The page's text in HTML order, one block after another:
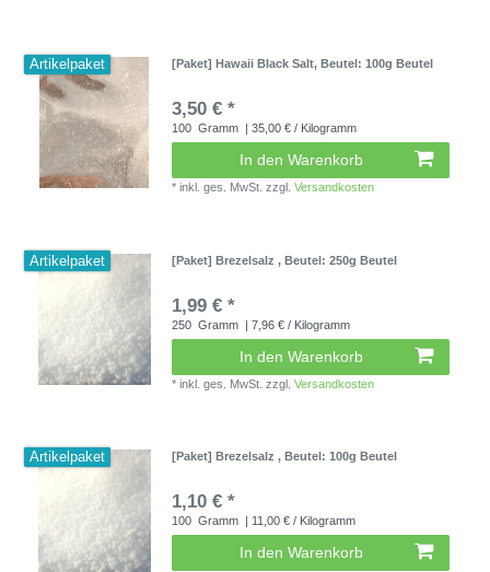
Artikelpaket [Paket] Hawaii Black Salt, Beutel: 100g Beutel
3,50 € *
100 Gramm | 35,00 € / Kilogramm
In den Warenkorb
*inkl. ges. MwSt. zzgl.Versandkosten
Artikelpaket [Paket] Brezelsalz, Beutel: 250g Beutel
1,99 € *
250 Gramm | 7,96 € / Kilogramm
In den Warenkorb
*inkl. ges. MwSt. zzgl.Versandkosten
Artikelpaket [Paket] Brezelsalz, Beutel: 100g Beutel
1,10 € *
100 Gramm | 11,00 € / Kilogramm
In den Warenkorb